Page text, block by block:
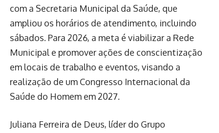
com a Secretaria Municipal da Saúde, que
ampliou os horários de atendimento, incluindo
sábados. Para 2026, a meta é viabilizar a Rede
Municipal e promover ações de conscientização
em locais de trabalho e eventos, visando a
realização de um Congresso Internacional da
Saúde do Homem em 2027.
Juliana Ferreira de Deus, líder do Grupo